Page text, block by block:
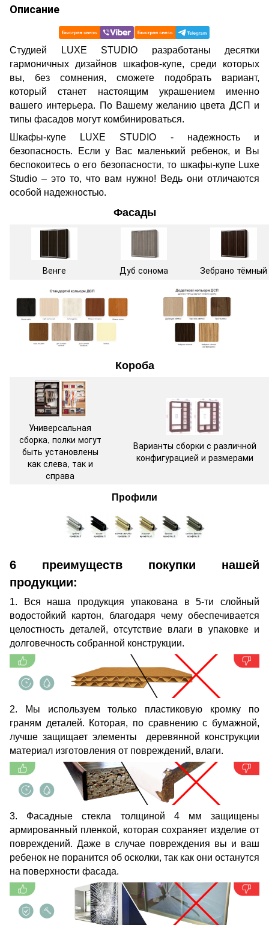
Описание
Cтудией LUXE STUDIO разработаны десятки
гармоничных дизайнов шкафов-купе, среди которых
вы, без сомнения, сможете подобрать вариант,
который станет настоящим украшением именно
вашего интерьера. По Вашему желанию цвета ДСП и
типы фасадов могут комбинироваться.
Шкафы-купе LUXE STUDIO - надежность и
безопасность. Если у Вас маленький ребенок, и Вы
беспокоитесь о его безопасности, то шкафы-купе Luxe
Studio – это то, что вам нужно! Ведь они отличаются
особой надежностью.
Фасады
Венге Дуб сонома Зебрано тёмный
Короба
Универсальная
сборка, полки могут
быть установлены
как слева, так и
справа
Варианты сборки с различной
конфигурацией и размерами
Профили
6 преимуществ покупки нашей
продукции:
1. Вся наша продукция упакована в 5-ти слойный
водостойкий картон, благодаря чему обеспечивается
целостность деталей, отсутствие влаги в упаковке и
долговечность собранной конструкции.
2. Мы используем только пластиковую кромку по
граням деталей. Которая, по сравнению с бумажной,
лучше защищает элементы деревянной конструкции
материал изготовления от повреждений, влаги.
3. Фасадные стекла толщиной 4 мм защищены
армированный пленкой, которая сохраняет изделие от
повреждений. Даже в случае повреждения вы и ваш
ребенок не поранится об осколки, так как они останутся
на поверхности фасада.